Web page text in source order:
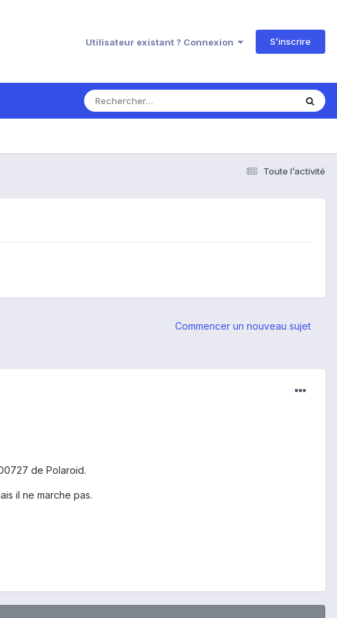
Utilisateur existant ? Connexion S’inscrire
Toute l’activité
Commencer un nouveau sujet
de Polaroid.
il ne marche pas.